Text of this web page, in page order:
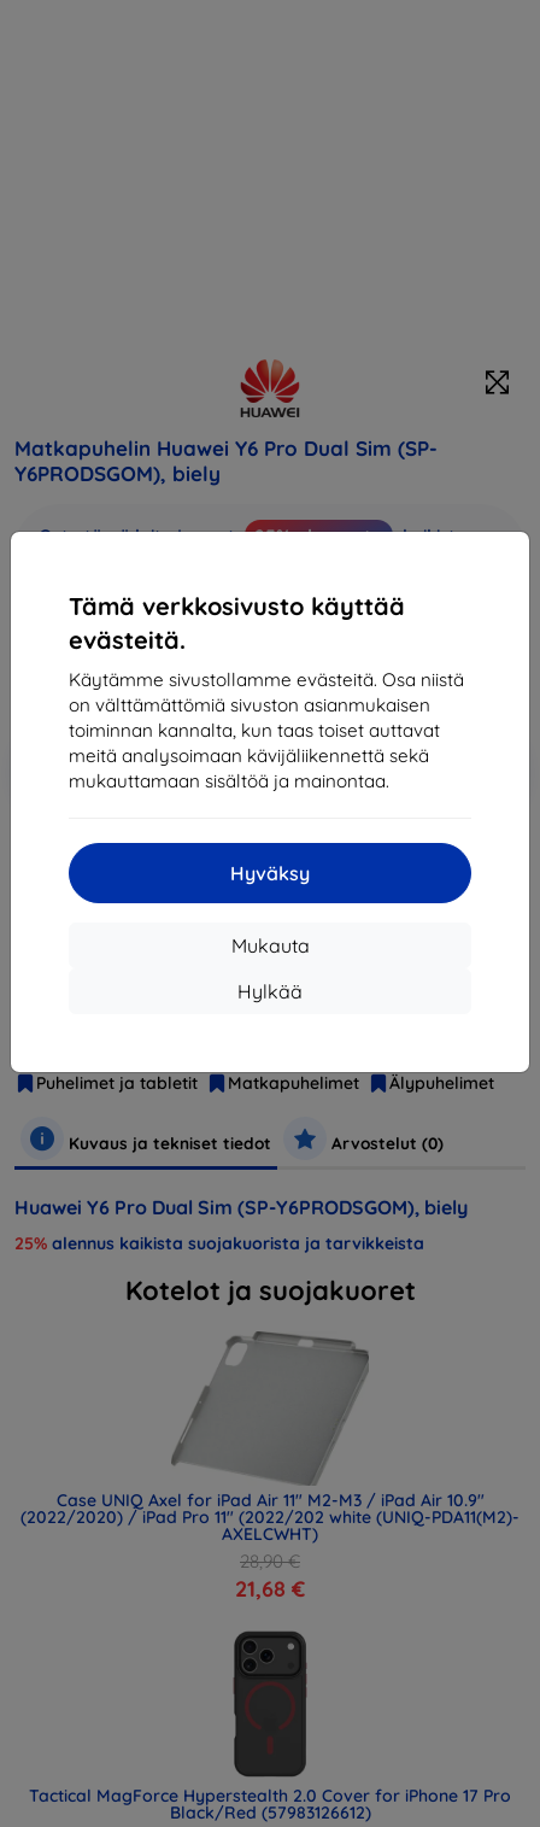
Tämä verkkosivusto käyttää
evästeitä.
Käytämme sivustollamme evästeitä. Osa niistä
on välttämättömiä sivuston asianmukaisen
toiminnan kannalta, kun taas toiset auttavat
meitä analysoimaan kävijäliikennettä sekä
mukauttamaan sisältöä ja mainontaa.
Hyväksy
Mukauta
Hylkää
Matkapuhelin Huawei Y6 Pro Dual Sim (SP-
Y6PRODSGOM), biely
Osta tämä laite ja saat 25% alennusta
kaikista sen
178,89 €
161,00 €
Hinta ilman ALV:tä129,84 €
-10%
Alennus kupongilla
EXTRA10
Lisää
ostoskoriin
Loppuunmyyty
Puhelimet ja tabletit
Matkapuhelimet Älypuhelimet
Kuvaus ja tekniset tiedot Arvostelut (0)
Huawei Y6 Pro Dual Sim (SP-Y6PRODSGOM), biely
25% alennus kaikista suojakuorista ja tarvikkeista
Kotelot ja suojakuoret
Case UNIQ Axel for iPad Air 11" M2-M3 / iPad Air 10.9"
(2022/2020) / iPad Pro 11" (2022/202 white (UNIQ-PDA11(M2)-
AXELCWHT)
28,90 €
21,68 €
Tactical MagForce Hyperstealth 2.0 Cover for iPhone 17 Pro
Black/Red (57983126612)